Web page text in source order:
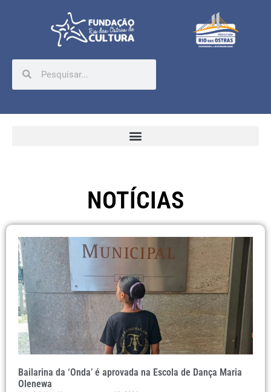
NOTÍCIAS
Bailarina da ‘Onda’ é aprovada na Escola de Dança Maria
Olenewa